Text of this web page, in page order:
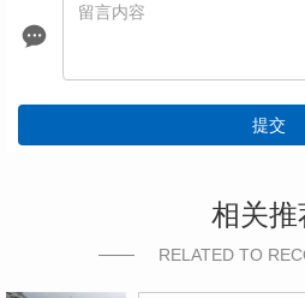
提交
相关推
RELATED TO